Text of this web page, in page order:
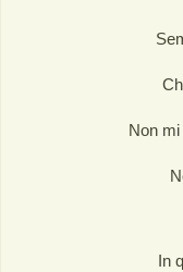
Non
In